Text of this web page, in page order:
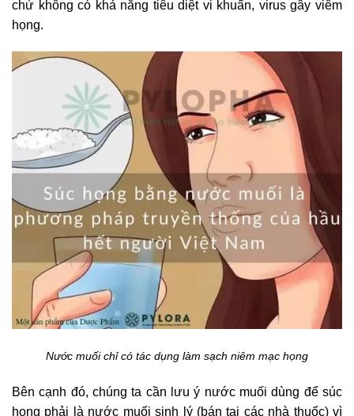
chứ không có khả năng tiêu diệt vi khuẩn, virus gây viêm
họng.
Nước muối chỉ có tác dụng làm sạch niêm mạc họng
Bên cạnh đó, chúng ta cần lưu ý nước muối dùng để súc
họng phải là nước muối sinh lý (bán tại các nhà thuốc) vì